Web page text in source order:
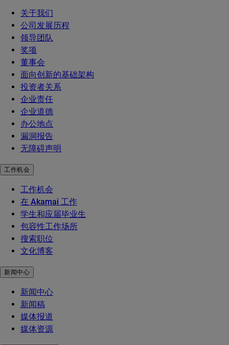
关于我们
公司发展历程
领导团队
奖项
董事会
面向创新的基础架构
投资者关系
企业责任
企业道德
办公地点
漏洞报告
无障碍声明
工作机会
工作机会
在 Akamai 工作
学生和应届毕业生
包容性工作场所
搜索职位
文化博客
新闻中心
新闻中心
新闻稿
媒体报道
媒体资源